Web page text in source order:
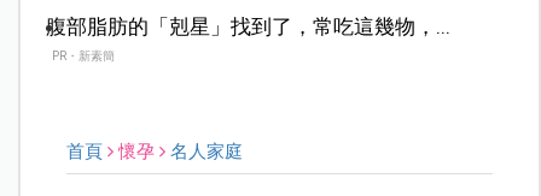
腹部脂肪的「剋星」找到了，常吃這幾物，...
PR・新素簡
首頁 懷孕 名人家庭